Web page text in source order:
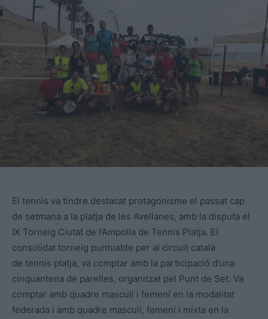
El tennis va tindre destacat protagonisme el passat cap
de setmana a la platja de les Avellanes, amb la disputa el
IX Torneig Ciutat de l’Ampolla de Tennis Platja. El
consolidat torneig puntuable per al circuit català
de tennis platja, va comptar amb la participació d’una
cinquantena de parelles, organitzat pel Punt de Set. Va
comptar amb quadre masculí i femení en la modalitat
federada i amb quadre masculí, femení i mixta en la